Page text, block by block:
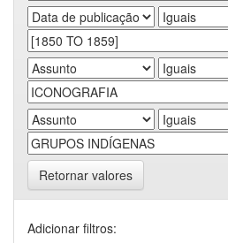
Retornar valores
Adicionar filtros: